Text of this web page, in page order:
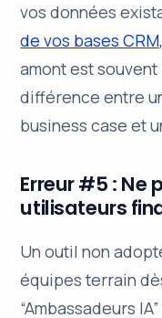
vos données
de vos bases
amont est
différence entre
business case et
Erreur #5 : Ne
utilisateurs
Un outil non
équipes terrain
“Ambassadeurs